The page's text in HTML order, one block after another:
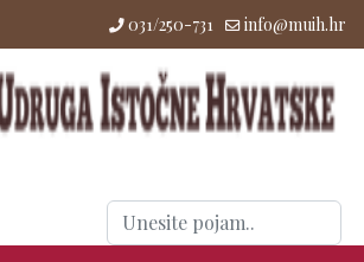
031/250-731 info@muih.hr
Traži
...